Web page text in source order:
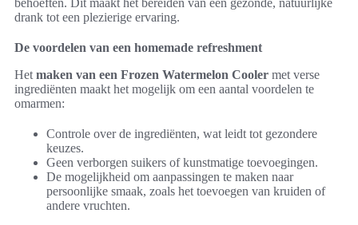
behoeften. Dit maakt het bereiden van een gezonde, natuurlijke
drank tot een plezierige ervaring.
De voordelen van een homemade refreshment
Het maken van een Frozen Watermelon Cooler met verse
ingrediënten maakt het mogelijk om een aantal voordelen te
omarmen:
Controle over de ingrediënten, wat leidt tot gezondere
keuzes.
Geen verborgen suikers of kunstmatige toevoegingen.
De mogelijkheid om aanpassingen te maken naar
persoonlijke smaak, zoals het toevoegen van kruiden of
andere vruchten.